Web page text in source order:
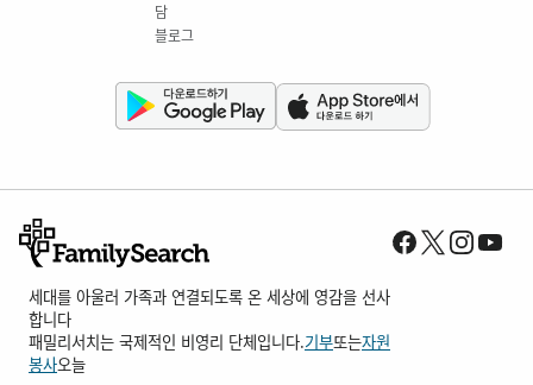
담
블로그
세대를 아울러 가족과 연결되도록 온 세상에 영감을 선사
합니다
패밀리서치는 국제적인 비영리 단체입니다.기부또는자원
봉사오늘